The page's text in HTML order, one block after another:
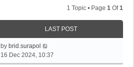
1 Topic • Page 1 Of1
LAST POST
by brid.surapol
16 Dec 2024, 10:37